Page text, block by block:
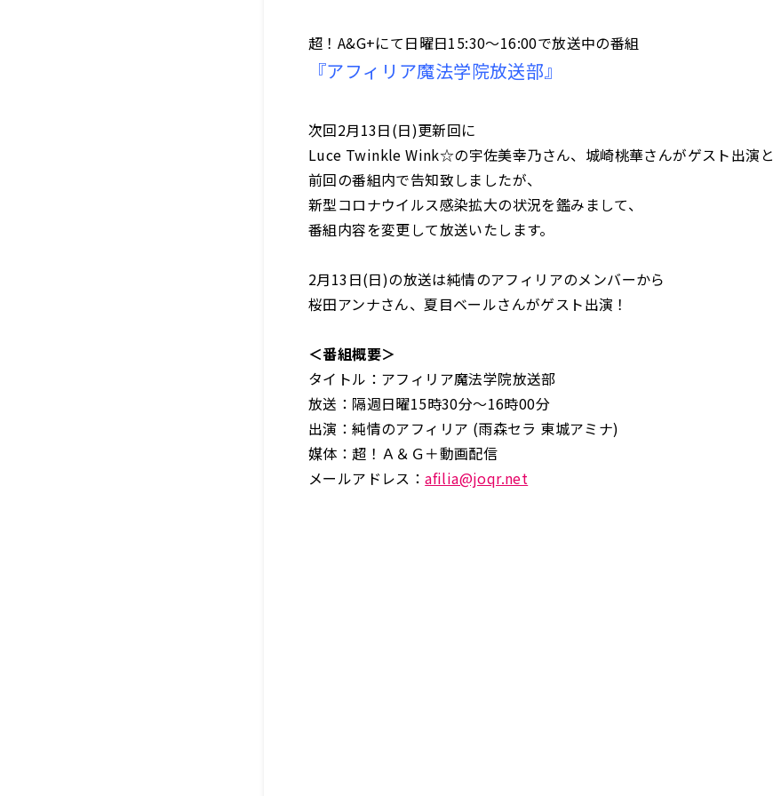
超！A&G+にて日曜日15:30～16:00で放送中の番組
『アフィリア魔法学院放送部』
次回2月13日(日)更新回に
Luce Twinkle Wink☆の宇佐美幸乃さん、城崎桃華さんがゲスト出演と
前回の番組内で告知致しましたが、
新型コロナウイルス感染拡大の状況を鑑みまして、
番組内容を変更して放送いたします。
2月13日(日)の放送は純情のアフィリアのメンバーから
桜田アンナさん、夏目ベールさんがゲスト出演！
＜番組概要＞
タイトル：アフィリア魔法学院放送部
放送：隔週日曜15時30分～16時00分
出演：純情のアフィリア (雨森セラ 東城アミナ)
媒体：超！Ａ＆Ｇ＋動画配信
メールアドレス：afilia@joqr.net